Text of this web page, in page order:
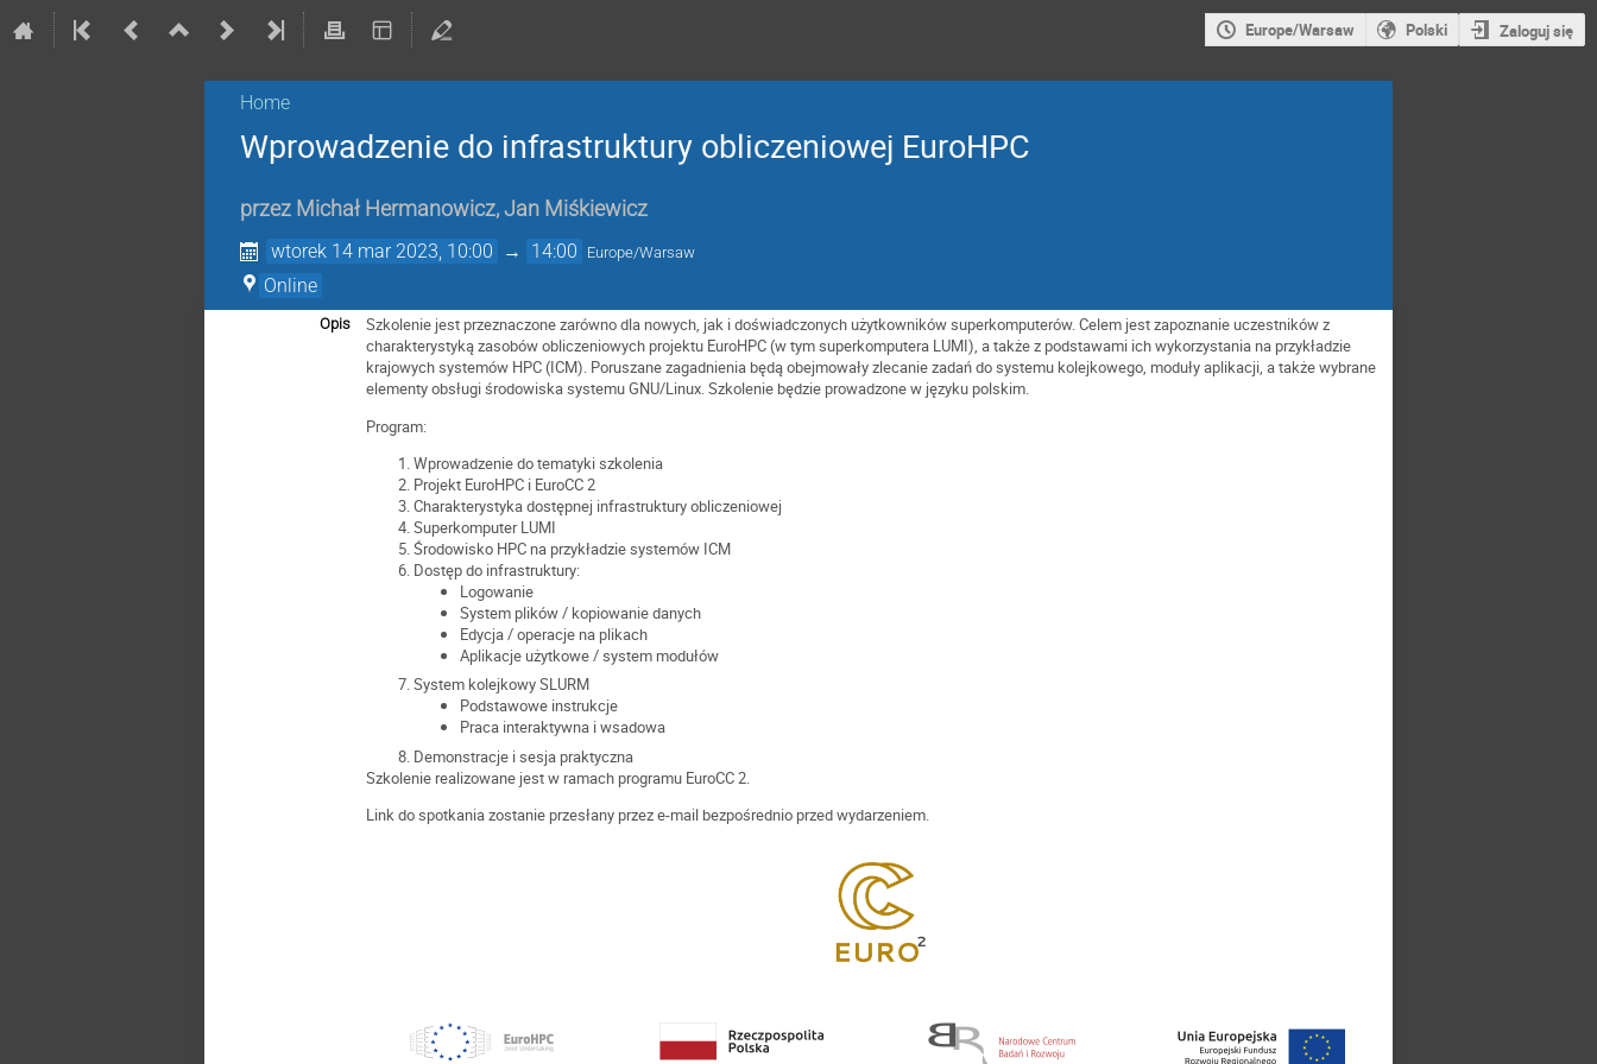
Europe/Warsaw Polski Zaloguj się
Home
Wprowadzenie do infrastruktury obliczeniowej EuroHPC
przez Michał Hermanowicz, Jan Miśkiewicz
wtorek 14 mar 2023, 10:00 → 14:00 Europe/Warsaw
Online
Opis
Szkolenie jest przeznaczone zarówno dla nowych, jak i doświadczonych użytkowników superkomputerów. Celem jest zapoznanie uczestników z
charakterystyką zasobów obliczeniowych projektu EuroHPC (w tym superkomputera LUMI), a także z podstawami ich wykorzystania na przykładzie
krajowych systemów HPC (ICM). Poruszane zagadnienia będą obejmowały zlecanie zadań do systemu kolejkowego, moduły aplikacji, a także wybrane
elementy obsługi środowiska systemu GNU/Linux. Szkolenie będzie prowadzone w języku polskim.
Program:
Wprowadzenie do tematyki szkolenia
Projekt EuroHPC i EuroCC 2
Charakterystyka dostępnej infrastruktury obliczeniowej
Superkomputer LUMI
Środowisko HPC na przykładzie systemów ICM
Dostęp do infrastruktury:
Logowanie
System plików / kopiowanie danych
Edycja / operacje na plikach
Aplikacje użytkowe / system modułów
System kolejkowy SLURM
Podstawowe instrukcje
Praca interaktywna i wsadowa
Demonstracje i sesja praktyczna
Szkolenie realizowane jest w ramach programu EuroCC 2.
Link do spotkania zostanie przesłany przez e-mail bezpośrednio przed wydarzeniem.